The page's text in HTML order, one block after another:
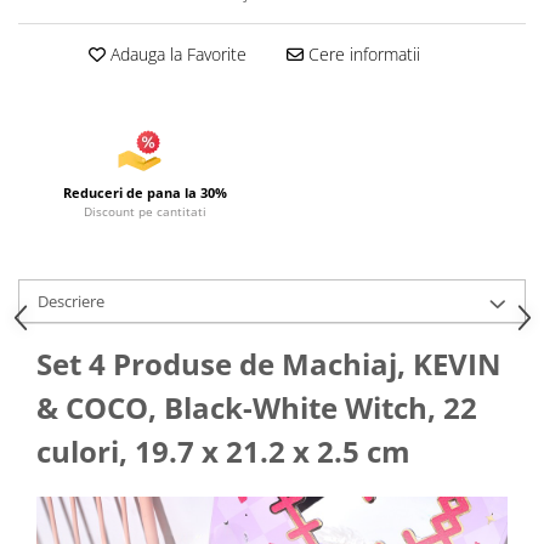
Articole pentru Iluminat
Corpuri de iluminat
Articole si, Echipamente pentru
Transport şi Ridicat
Pelerine, Umbrele si Accesorii
Adauga la Favorite Cere informatii
Reduceri de pana la 30%
Discount pe cantitati
Descriere
Set 4 Produse de Machiaj, KEVIN
& COCO, Black-White Witch, 22
culori, 19.7 x 21.2 x 2.5 cm